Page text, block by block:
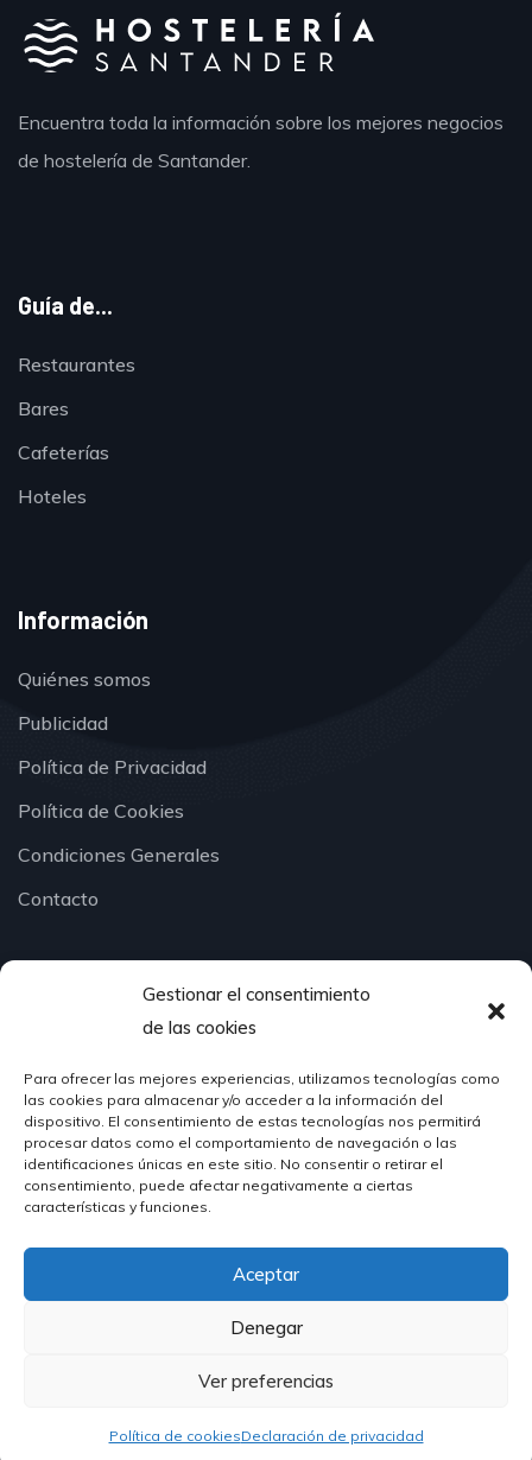
Gestionar el consentimiento
de las cookies
Para ofrecer las mejores experiencias, utilizamos tecnologías como
las cookies para almacenar y/o acceder a la información del
dispositivo. El consentimiento de estas tecnologías nos permitirá
procesar datos como el comportamiento de navegación o las
identificaciones únicas en este sitio. No consentir o retirar el
consentimiento, puede afectar negativamente a ciertas
características y funciones.
Aceptar
Denegar
Ver preferencias
Política de cookiesDeclaración de privacidad
Encuentra toda la información sobre los mejores negocios
de hostelería de Santander.
Guía de...
Restaurantes
Bares
Cafeterías
Hoteles
Información
Quiénes somos
Publicidad
Política de Privacidad
Política de Cookies
Condiciones Generales
Contacto
¿Hablamos?
624 51 12 10
info@hosteleriasantander.com
© 2026 Hostelería Santander | Powered byDIGIDISA